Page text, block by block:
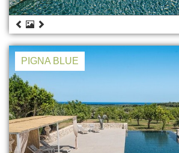
PIGNA BLUE